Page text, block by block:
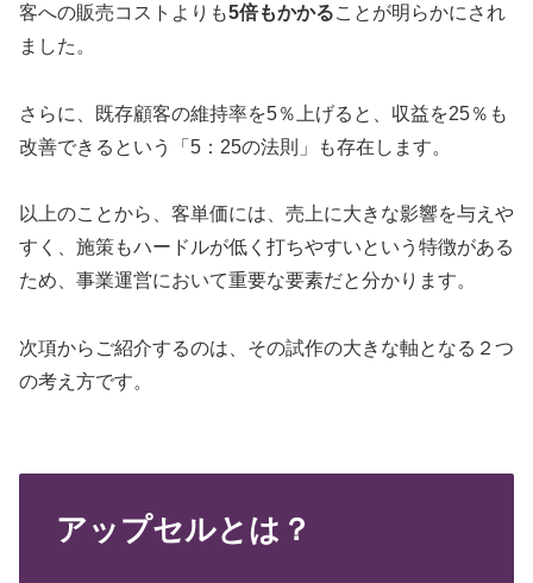
客への販売コストよりも5倍もかかることが明らかにされ
ました。
さらに、既存顧客の維持率を5％上げると、収益を25％も
改善できるという「5：25の法則」も存在します。
以上のことから、客単価には、売上に大きな影響を与えや
すく、施策もハードルが低く打ちやすいという特徴がある
ため、事業運営において重要な要素だと分かります。
次項からご紹介するのは、その試作の大きな軸となる２つ
の考え方です。
アップセルとは？